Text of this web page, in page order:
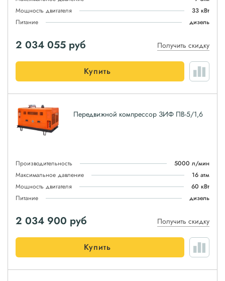
Мощность двигателя
33 кВт
Питание
дизель
2 034 055 руб Получить скидку
Купить
Передвижной компрессор ЗИФ ПВ-5/1,6
Производительность
5000 л/мин
Максимальное давление
16 атм
Мощность двигателя
60 кВт
Питание
дизель
2 034 900 руб Получить скидку
Купить